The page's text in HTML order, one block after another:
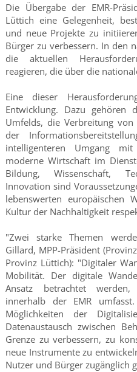
Die Übergabe der EMR-
Lüttich eine Gelegenheit,
und neue Projekte zu
Bürger zu verbessern. In den
die aktuellen
reagieren, die über die
Eine dieser
Entwicklung. Dazu gehören
Umfelds, die Verbreitung
der
intelligenteren Umgang
moderne Wirtschaft im
Bildung, Wissenschaft,
Innovation sind
lebenswerten europäischen
Kultur der Nachhaltigkeit
"Zwei starke Themen
Gillard, MPP-Präsident
Provinz Lüttich): "Digitaler
Mobilität. Der digitale
Ansatz betrachtet
innerhalb der EMR
Möglichkeiten der
Datenaustausch zwischen
Grenze zu verbessern, zu
neue Instrumente zu
Nutzer und Bürger zugänglich